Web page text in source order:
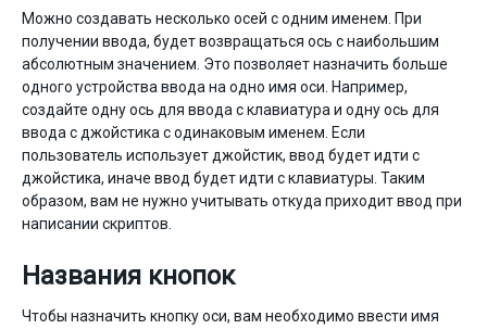
Можно создавать несколько осей с одним именем. При
получении ввода, будет возвращаться ось с наибольшим
абсолютным значением. Это позволяет назначить больше
одного устройства ввода на одно имя оси. Например,
создайте одну ось для ввода с клавиатура и одну ось для
ввода с джойстика с одинаковым именем. Если
пользователь использует джойстик, ввод будет идти с
джойстика, иначе ввод будет идти с клавиатуры. Таким
образом, вам не нужно учитывать откуда приходит ввод при
написании скриптов.
Названия кнопок
Чтобы назначить кнопку оси, вам необходимо ввести имя